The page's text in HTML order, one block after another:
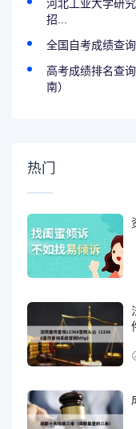
河北工业大学研
招...
全国自考成绩查
高考成绩排名查
南）
热门